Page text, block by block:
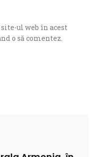
ul web în acest
o să comentez.